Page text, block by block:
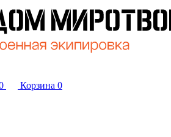
Корзина 0